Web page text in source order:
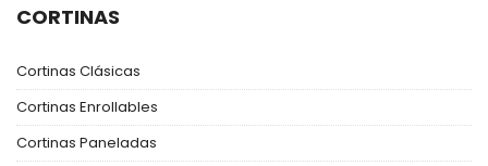
CORTINAS
Cortinas Clásicas
Cortinas Enrollables
Cortinas Paneladas